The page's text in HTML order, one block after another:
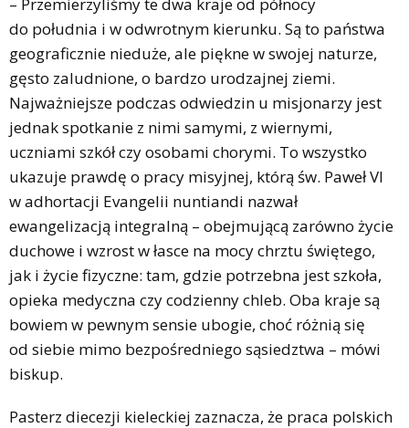
do południa i w odwrotnym kierunku. Są to państwa
geograficznie nieduże, ale piękne w swojej naturze,
gęsto zaludnione, o bardzo urodzajnej ziemi.
Najważniejsze podczas odwiedzin u misjonarzy jest
jednak spotkanie z nimi samymi, z wiernymi,
uczniami szkół czy osobami chorymi. To wszystko
ukazuje prawdę o pracy misyjnej, którą św. Paweł VI
w adhortacji Evangelii nuntiandi nazwał
ewangelizacją integralną – obejmującą zarówno życie
duchowe i wzrost w łasce na mocy chrztu świętego,
jak i życie fizyczne: tam, gdzie potrzebna jest szkoła,
opieka medyczna czy codzienny chleb. Oba kraje są
bowiem w pewnym sensie ubogie, choć różnią się
od siebie mimo bezpośredniego sąsiedztwa – mówi
biskup.
Pasterz diecezji kieleckiej zaznacza, że praca polskich